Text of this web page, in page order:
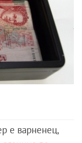
е варненец,